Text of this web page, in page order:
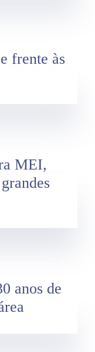
frente às
MEI,
anos de